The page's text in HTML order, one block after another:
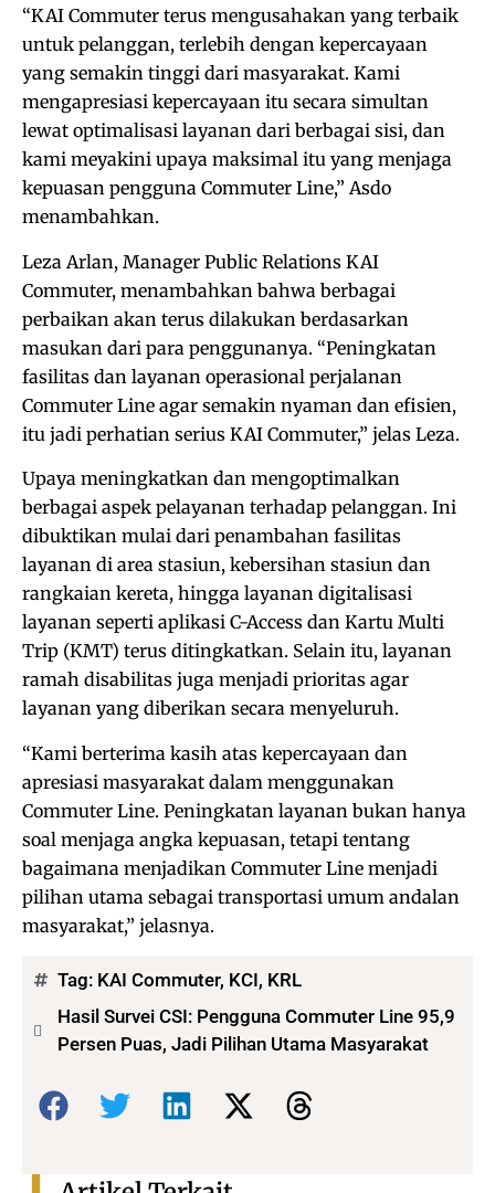
“KAI Commuter terus mengusahakan yang terbaik
untuk pelanggan, terlebih dengan kepercayaan
yang semakin tinggi dari masyarakat. Kami
mengapresiasi kepercayaan itu secara simultan
lewat optimalisasi layanan dari berbagai sisi, dan
kami meyakini upaya maksimal itu yang menjaga
kepuasan pengguna Commuter Line,” Asdo
menambahkan.
Leza Arlan, Manager Public Relations KAI
Commuter, menambahkan bahwa berbagai
perbaikan akan terus dilakukan berdasarkan
masukan dari para penggunanya. “Peningkatan
fasilitas dan layanan operasional perjalanan
Commuter Line agar semakin nyaman dan efisien,
itu jadi perhatian serius KAI Commuter,” jelas Leza.
Upaya meningkatkan dan mengoptimalkan
berbagai aspek pelayanan terhadap pelanggan. Ini
dibuktikan mulai dari penambahan fasilitas
layanan di area stasiun, kebersihan stasiun dan
rangkaian kereta, hingga layanan digitalisasi
layanan seperti aplikasi C-Access dan Kartu Multi
Trip (KMT) terus ditingkatkan. Selain itu, layanan
ramah disabilitas juga menjadi prioritas agar
layanan yang diberikan secara menyeluruh.
“Kami berterima kasih atas kepercayaan dan
apresiasi masyarakat dalam menggunakan
Commuter Line. Peningkatan layanan bukan hanya
soal menjaga angka kepuasan, tetapi tentang
bagaimana menjadikan Commuter Line menjadi
pilihan utama sebagai transportasi umum andalan
masyarakat,” jelasnya.
Tag: KAI Commuter, KCI, KRL
Hasil Survei CSI: Pengguna Commuter Line 95,9
Persen Puas, Jadi Pilihan Utama Masyarakat
Bagikan: